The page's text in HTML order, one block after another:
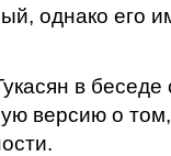
однако его
в беседе
версию о